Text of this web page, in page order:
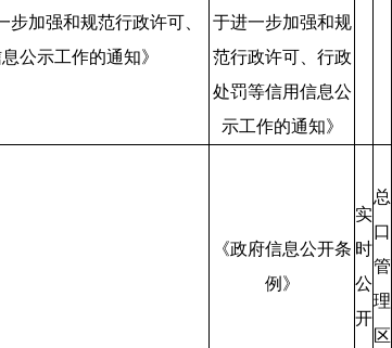
加强和规范行政许可、
公示工作的通知》
于进一步加强和规
范行政许可、行政
处罚等信用信息公
示工作的通知》
《政府信息公开条
例》
实
时
公
开
总
口
管
理
区